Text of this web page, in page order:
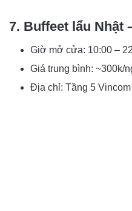
7. Buffeet lẩu Nhật
Giờ mở cửa: 10:00 –
Giá trung bình: ~300k/
Địa chỉ: Tầng 5